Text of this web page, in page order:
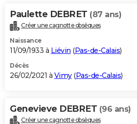
Paulette DEBRET (87 ans)
Créer une cagnotte obsèques
Naissance
11/09/1933 à Liévin (Pas-de-Calais)
Décès
26/02/2021 à Vimy(Pas-de-Calais)
Genevieve DEBRET (96 ans)
Créer une cagnotte obsèques